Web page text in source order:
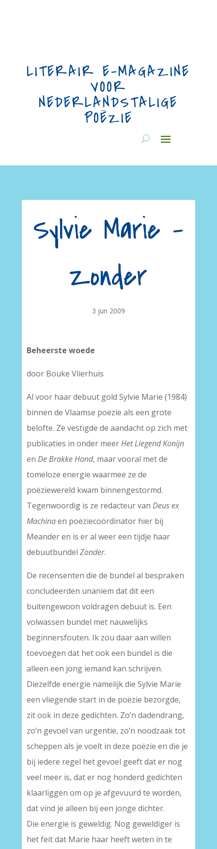
LITERAIR E-MAGAZINE
VOOR
NEDERLANDSTALIGE
POËZIE
Sylvie Marie –
Zonder
3 jun 2009
Beheerste woede
door Bouke Vlierhuis
Al voor haar debuut gold Sylvie Marie (1984)
binnen de Vlaamse poëzie als een grote
belofte. Ze vestigde de aandacht op zich met
publicaties in onder meerHet Liegend Konijn
en De Brakke Hond, maar vooral met de
tomeloze energie waarmee ze de
poëziewereld kwam binnengestormd.
Tegenwoordig is ze redacteur van Deus ex
Machinaen poëziecoördinator hier bij
Meander en is er al weer een tijdje haar
debuutbundel Zonder.
De recensenten die de bundel al bespraken
concludeerden unaniem dat dit een
buitengewoon voldragen debuut is. Een
volwassen bundel met nauwelijks
beginnersfouten. Ik zou daar aan willen
toevoegen dat het ook een bundel is die
alleen een jong iemand kan schrijven.
Diezelfde energie namelijk die Sylvie Marie
een vliegende start in de poëzie bezorgde,
zit ook in deze gedichten. Zo’n dadendrang,
zo’n gevoel van urgentie, zo’n noodzaak tot
scheppen als je voelt in deze poëzie en die je
bij iedere regel het gevoel geeft dat er nog
veel meer is, dat er nog honderd gedichten
klaarliggen om op je afgevuurd te worden,
dat vind je alleen bij een jonge dichter.
Die energie is geweldig. Nog geweldiger is
het feit dat Marie haar heeft weten in te